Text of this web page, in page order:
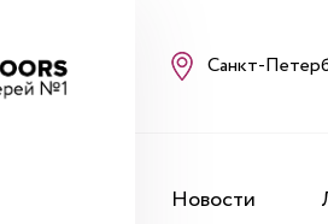
Санкт-
Новости